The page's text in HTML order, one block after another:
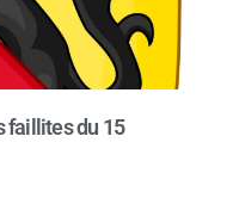
faillites du 15